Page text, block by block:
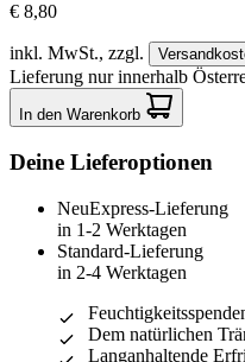
€ 8,80
inkl. MwSt., zzgl.
Lieferung nur innerhalb
In den Warenkorb
Deine Lieferoptionen
NeuExpress-Lieferung
in 1-2 Werktagen
Standard-Lieferung
in 2-4 Werktagen
Dem natürlichen
Langanhaltende